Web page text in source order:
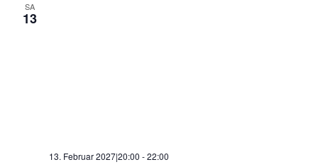
SA
13
13. Februar 2027|20:00 -22:00